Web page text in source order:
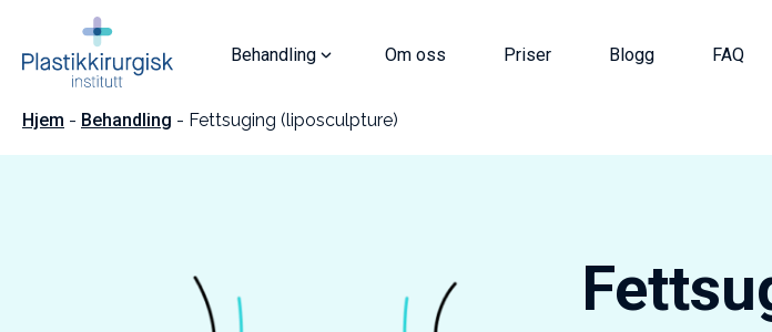
innhold
Behandling Om oss Priser Blogg FAQ
Hjem - Behandling - Fettsuging (liposculpture)